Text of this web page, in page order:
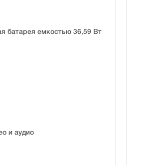
батарея емкостью 36,59 Вт
и аудио